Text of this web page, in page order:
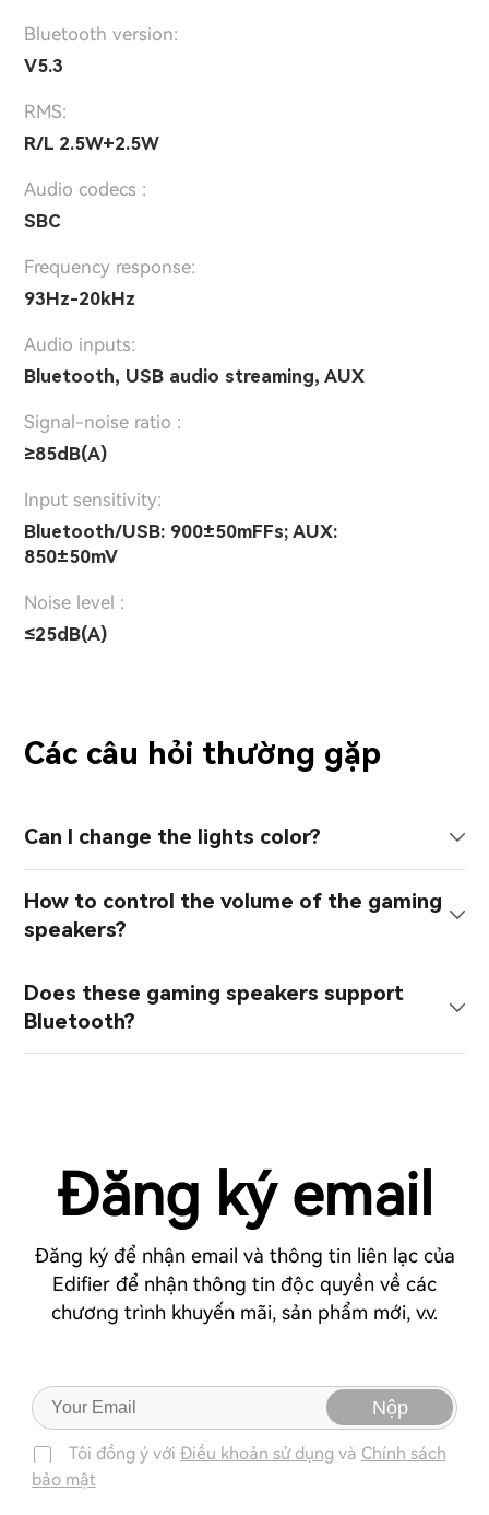
Bluetooth version:
V5.3
RMS:
R/L 2.5W+2.5W
Audio codecs :
SBC
Frequency response:
93Hz-20kHz
Audio inputs:
Bluetooth, USB audio streaming, AUX
Signal-noise ratio :
≥85dB(A)
Input sensitivity:
Bluetooth/USB: 900±50mFFs; AUX:
850±50mV
Noise level :
≤25dB(A)
Các câu hỏi thường gặp
Can I change the lights color?
How to control the volume of the gaming
speakers?
Does these gaming speakers support
Bluetooth?
Đăng ký email
Đăng ký để nhận email và thông tin liên lạc của
Edifier để nhận thông tin độc quyền về các
chương trình khuyến mãi, sản phẩm mới, v.v.
Nộp
Tôi đồng ý với Điều khoản sử dụng và Chính sách
bảo mật